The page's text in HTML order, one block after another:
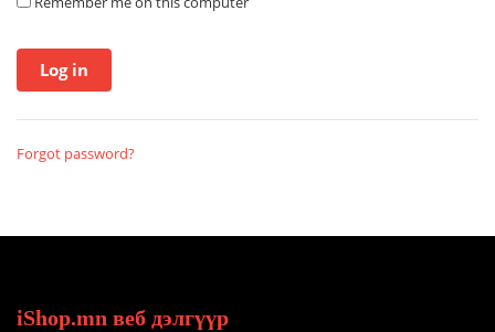
Forgot password?
iShop.mn веб дэлгүүр